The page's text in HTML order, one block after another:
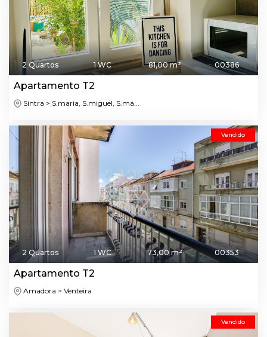
2 Quartos 1 WC 81,00 m² 00386
Apartamento T2
Sintra > S.maria, S.miguel, S.ma...
Vendido
2 Quartos 1 WC 73,00 m² 00353
Apartamento T2
Amadora > Venteira
Vendido